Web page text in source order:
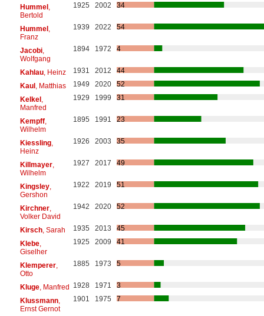
Hummel,
Bertold
1925 2002 34
Hummel,
Franz
1939 2022 54
Jacobi,
Wolfgang
1894 1972 4
Kahlau, Heinz 1931 2012
44
Kaul, Matthias 1949 2020
52
Kelkel,
Manfred
1929 1999 31
Kempff,
Wilhelm
1895 1991 23
Kiessling,
Heinz
1926 2003 35
Killmayer,
Wilhelm
1927 2017 49
Kingsley,
Gershon
1922 2019 51
Kirchner,
Volker David
1942 2020 52
Kirsch, Sarah 1935 2013
45
Klebe,
Giselher
1925 2009 41
Klemperer,
Otto
1885 1973 5
Kluge, Manfred 1928 1971
3
Klussmann,
Ernst Gernot
1901 1975 7